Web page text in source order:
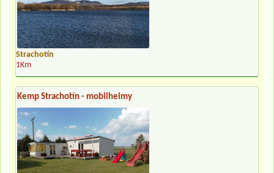
Strachotín
1Km
Kemp Strachotín - mobilheimy